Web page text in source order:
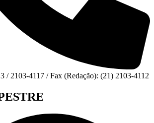
/ 2103-4117 / Fax (Redação): (21) 2103-4112